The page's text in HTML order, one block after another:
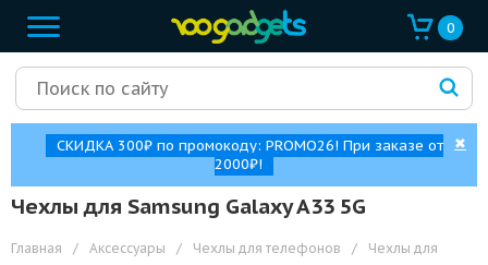
0
СКИДКА 300₽ по промокоду: PROMO26! При заказе от
2000₽!
✖
Чехлы для Samsung Galaxy A33 5G
Главная / Аксессуары / Чехлы для телефонов /
Чехлы для